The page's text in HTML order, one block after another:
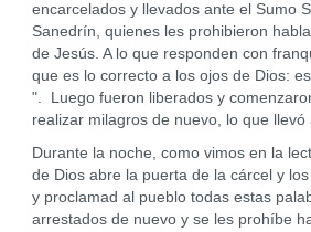
encarcelados y llevados ante el Sumo
Sanedrín, quienes les prohibieron
de Jesús. A lo que responden con
que es lo correcto a los ojos de Dios:
". Luego fueron liberados y
realizar milagros de nuevo, lo que llevó
Durante la noche, como vimos en la
de Dios abre la puerta de la cárcel y
y proclamad al pueblo todas estas
arrestados de nuevo y se les prohíbe